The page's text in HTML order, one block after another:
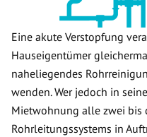
Eine akute Verstopfung
Hauseigentümer
naheliegendes
wenden. Wer jedoch in
Mietwohnung alle zwei bis
Rohrleitungssystems in